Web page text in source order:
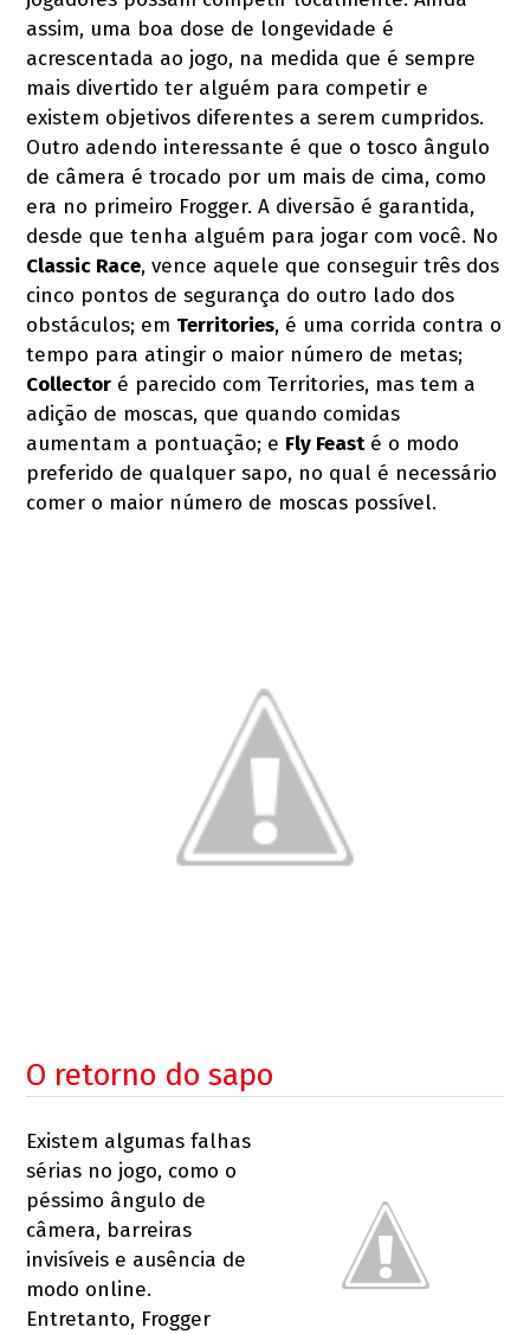
assim, uma boa dose de longevidade é
acrescentada ao jogo, na medida que é sempre
mais divertido ter alguém para competir e
existem objetivos diferentes a serem cumpridos.
Outro adendo interessante é que o tosco ângulo
de câmera é trocado por um mais de cima, como
era no primeiro Frogger. A diversão é garantida,
desde que tenha alguém para jogar com você. No
Classic Race, vence aquele que conseguir três dos
cinco pontos de segurança do outro lado dos
obstáculos; em Territories, é uma corrida contra o
tempo para atingir o maior número de metas;
Collector é parecido com Territories, mas tem a
adição de moscas, que quando comidas
aumentam a pontuação; e Fly Feasté o modo
preferido de qualquer sapo, no qual é necessário
comer o maior número de moscas possível.
O retorno do sapo
Existem algumas falhas
sérias no jogo, como o
péssimo ângulo de
câmera, barreiras
invisíveis e ausência de
modo online.
Entretanto, Frogger